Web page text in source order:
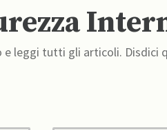
leggi tutti gli articoli. Disdici